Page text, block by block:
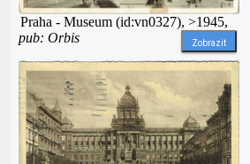
Praha - Museum (id:vn0327), >1945,
pub: Orbis
Zobrazit